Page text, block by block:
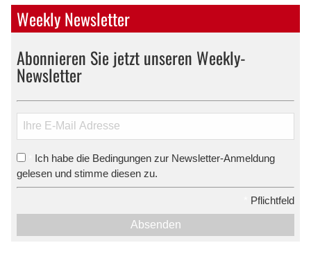
Weekly Newsletter
Abonnieren Sie jetzt unseren Weekly-
Newsletter
Ich habe die Bedingungen zur Newsletter-Anmeldung
gelesen und stimme diesen zu.
Pflichtfeld
Absenden